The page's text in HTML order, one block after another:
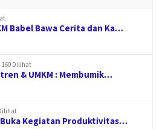
Babel Bawa Cerita dan Ka…
160 Dilihat
& UMKM : Membumik…
Buka Kegiatan Produktivitas…